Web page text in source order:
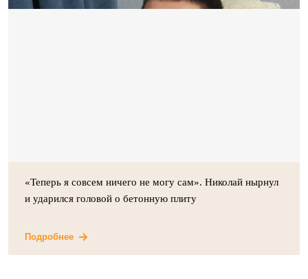
«Теперь я совсем ничего не могу сам». Николай нырнул
и ударился головой о бетонную плиту
Подробнее